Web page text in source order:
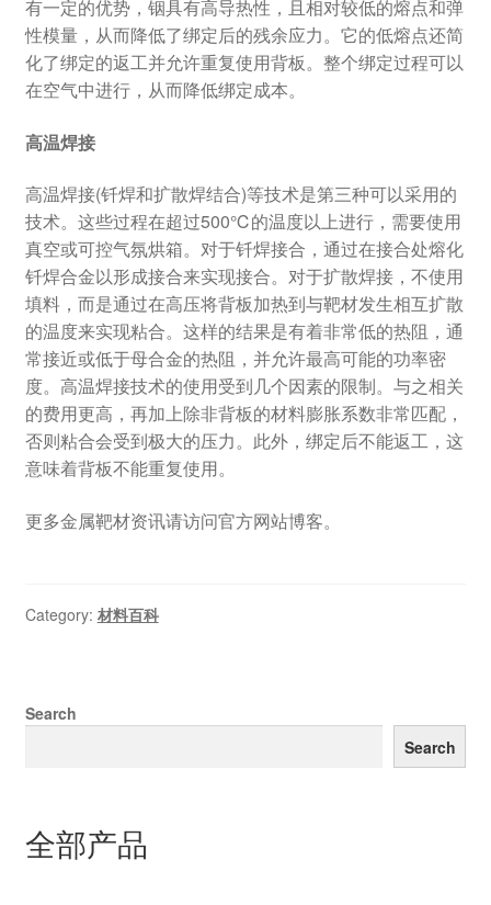
有一定的优势，铟具有高导热性，且相对较低的熔点和弹
性模量，从而降低了绑定后的残余应力。它的低熔点还简
化了绑定的返工并允许重复使用背板。整个绑定过程可以
在空气中进行，从而降低绑定成本。
高温焊接
高温焊接(钎焊和扩散焊结合)等技术是第三种可以采用的
技术。这些过程在超过500℃的温度以上进行，需要使用
真空或可控气氛烘箱。对于钎焊接合，通过在接合处熔化
钎焊合金以形成接合来实现接合。对于扩散焊接，不使用
填料，而是通过在高压将背板加热到与靶材发生相互扩散
的温度来实现粘合。这样的结果是有着非常低的热阻，通
常接近或低于母合金的热阻，并允许最高可能的功率密
度。高温焊接技术的使用受到几个因素的限制。与之相关
的费用更高，再加上除非背板的材料膨胀系数非常匹配，
否则粘合会受到极大的压力。此外，绑定后不能返工，这
意味着背板不能重复使用。
更多金属靶材资讯请访问官方网站博客。
Category: 材料百科
Search
Search
全部产品